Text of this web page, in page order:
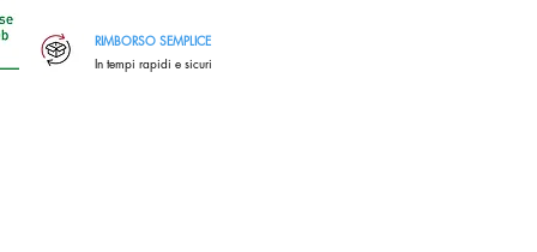
RIMBORSO SEMPLICE
In tempi rapidi e sicuri